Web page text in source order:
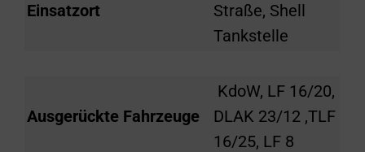
Einsatzort
Straße, Shell
Tankstelle
Ausgerückte Fahrzeuge
KdoW, LF 16/20,
DLAK 23/12 ,TLF
16/25, LF 8